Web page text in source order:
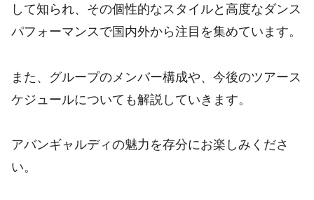
して知られ、その個性的なスタイルと高度なダンス
パフォーマンスで国内外から注目を集めています。
また、グループのメンバー構成や、今後のツアース
ケジュールについても解説していきます。
アバンギャルディの魅力を存分にお楽しみくださ
い。